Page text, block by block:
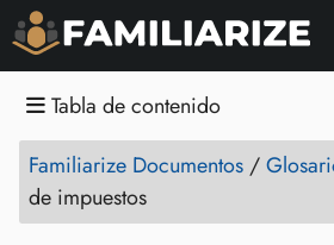
Tabla de contenido
Familiarize Documentos /
de impuestos